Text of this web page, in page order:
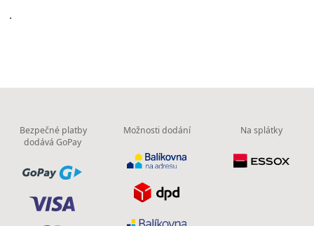
.
Bezpečné platby
dodává GoPay
Možnosti dodání Na splátky